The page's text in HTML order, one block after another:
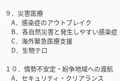
９．災害医療
A．感染症のアウトブレイク
B．各自然災害と発生しやすい感染症
C．海外緊急医療支援
D．生物テロ
１０．情勢不安定・紛争地域への渡航
A．セキュリティ・クリアランス